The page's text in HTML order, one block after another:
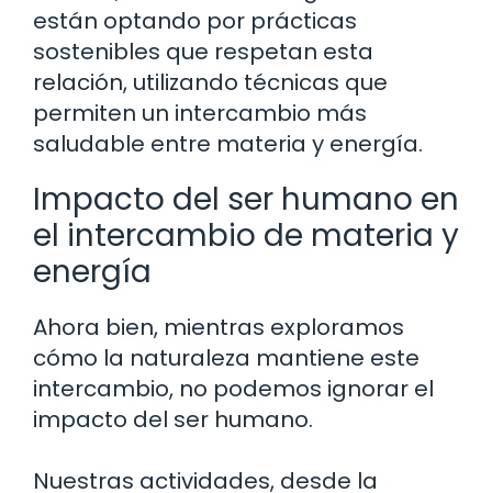
están optando por prácticas
sostenibles que respetan esta
relación, utilizando técnicas que
permiten un intercambio más
saludable entre materia y energía.
Impacto del ser humano en
el intercambio de materia y
energía
Ahora bien, mientras exploramos
cómo la naturaleza mantiene este
intercambio, no podemos ignorar el
impacto del ser humano.
Nuestras actividades, desde la